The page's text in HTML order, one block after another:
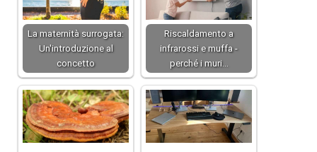
La maternità surrogata:
Un'introduzione al
concetto
Riscaldamento a
infrarossi e muffa -
perché i muri…